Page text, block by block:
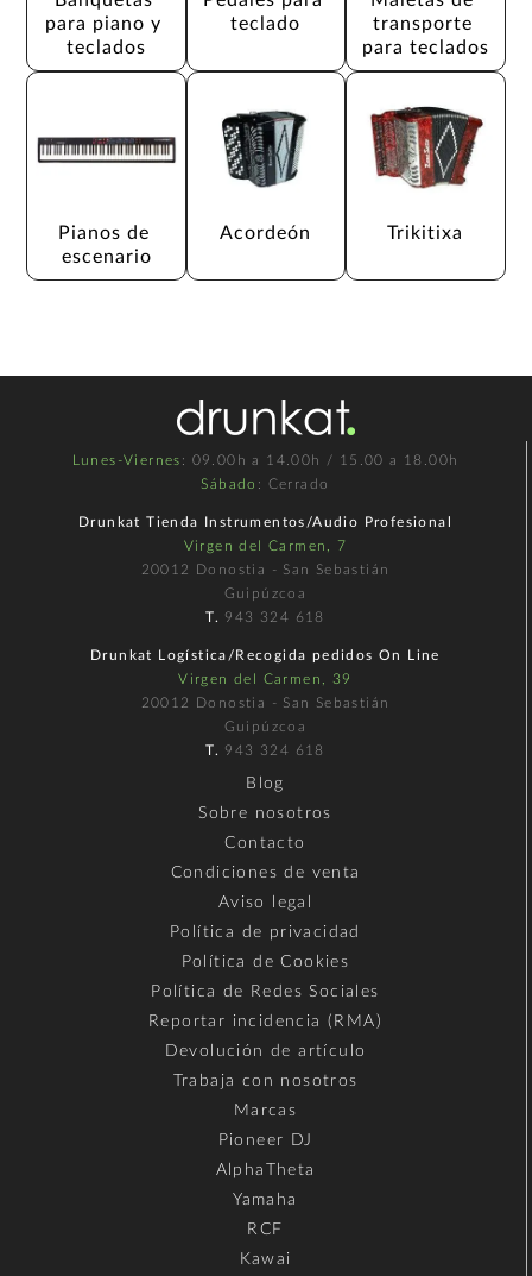
para piano y
teclados
teclado
transporte
para teclados
Pianos de
escenario
Acordeón Trikitixa
Lunes-Viernes : 09.00h a 14.00h / 15.00 a 18.00h
Sábado : Cerrado
Drunkat Tienda Instrumentos/Audio Profesional
Virgen del Carmen, 7
20012 Donostia - San Sebastián
Guipúzcoa
T. 943 324 618
Drunkat Logística/Recogida pedidos On Line
Virgen del Carmen, 39
20012 Donostia - San Sebastián
Guipúzcoa
T. 943 324 618
Blog
Sobre nosotros
Contacto
Condiciones de venta
Aviso legal
Política de privacidad
Política de Cookies
Política de Redes Sociales
Reportar incidencia (RMA)
Devolución de artículo
Trabaja con nosotros
Marcas
Pioneer DJ
AlphaTheta
Yamaha
RCF
Kawai